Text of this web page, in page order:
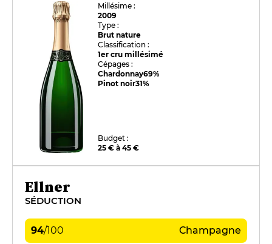
Millésime :
2009
Type :
Brut nature
Classification :
1er cru millésimé
Cépages :
Chardonnay69%
Pinot noir31%
Budget :
25 € à 45 €
Ellner
SÉDUCTION
94/100 Champagne